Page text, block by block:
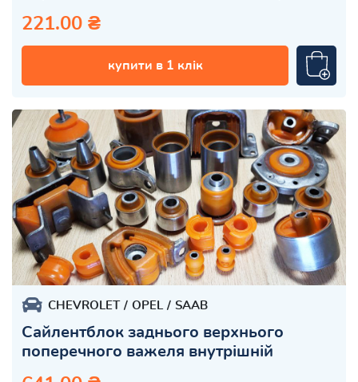
221.00 ₴
купити в 1 клік
CHEVROLET OPEL SAAB
Сайлентблок заднього верхнього
поперечного важеля внутрішній